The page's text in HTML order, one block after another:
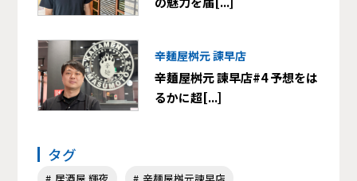
辛麺屋桝元 諫早店
辛麺屋桝元 諫早店#4 予想をは
るかに超[...]
タグ